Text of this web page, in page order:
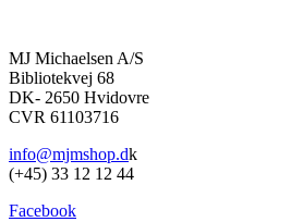
flere
varianter.
Mulighederne
kan
på
varesiden
MJ Michaelsen A/S
Bibliotekvej 68
DK- 2650 Hvidovre
CVR 61103716
info@mjmshop.dk
(+45) 33 12 12 44
Facebook